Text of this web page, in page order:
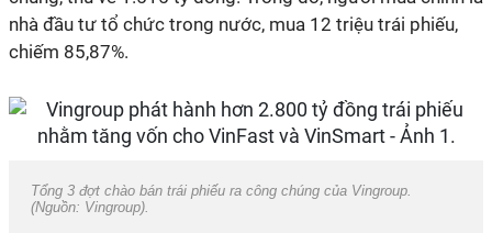
nhà đầu tư tổ chức trong nước, mua 12 triệu trái phiếu,
chiếm 85,87%.
Tổng 3 đợt chào bán trái phiếu ra công chúng của Vingroup.
(Nguồn: Vingroup).